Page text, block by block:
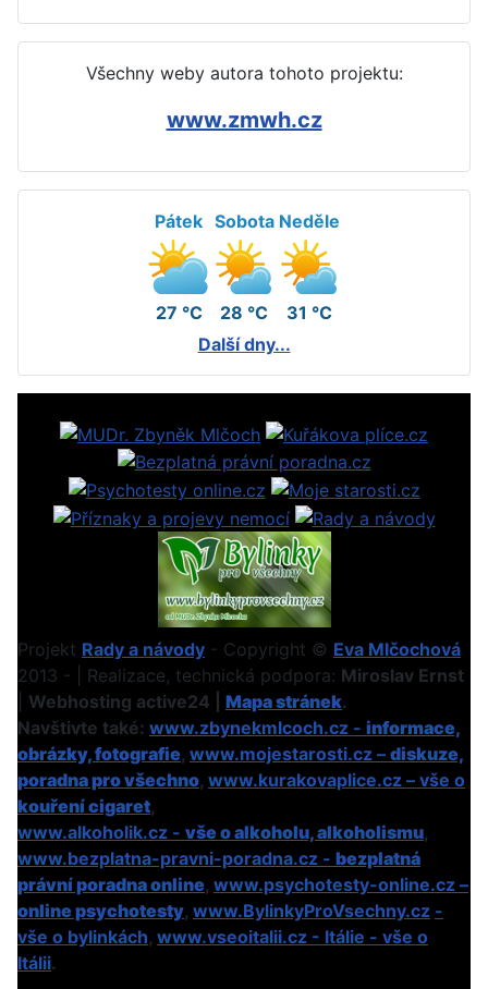
Všechny weby autora tohoto projektu:
www.zmwh.cz
Pátek
27 °C
Sobota
28 °C
Neděle
31 °C
Další dny...
Projekt Rady a návody - Copyright © Eva Mlčochová
2013 - | Realizace, technická podpora: Miroslav Ernst
Webhosting active24 | Mapa stránek.
Navštivte také: www.zbynekmlcoch.cz - informace,
obrázky, fotografie, www.mojestarosti.cz – diskuze,
poradna pro všechno, www.kurakovaplice.cz – vše o
kouření cigaret,
www.alkoholik.cz - vše o alkoholu, alkoholismu,
www.bezplatna-pravni-poradna.cz - bezplatná
právní poradna online, www.psychotesty-online.cz –
online psychotesty, www.BylinkyProVsechny.cz -
vše o bylinkách, www.vseoitalii.cz - Itálie - vše o
Itálii.